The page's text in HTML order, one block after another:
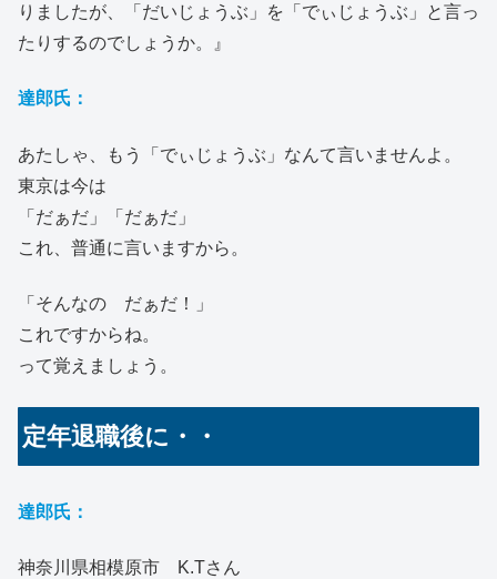
りましたが、「だいじょうぶ」を「でぃじょうぶ」と言っ
たりするのでしょうか。』
達郎氏：
あたしゃ、もう「でぃじょうぶ」なんて言いませんよ。
東京は今は
「だぁだ」「だぁだ」
これ、普通に言いますから。
「そんなの だぁだ！」
これですからね。
って覚えましょう。
定年退職後に・・
達郎氏：
神奈川県相模原市 K.Tさん